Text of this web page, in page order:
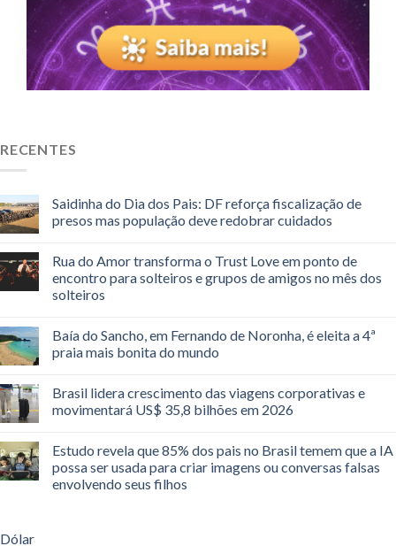
RECENTES
Saidinha do Dia dos Pais: DF reforça fiscalização de
presos mas população deve redobrar cuidados
Rua do Amor transforma o Trust Love em ponto de
encontro para solteiros e grupos de amigos no mês dos
solteiros
Baía do Sancho, em Fernando de Noronha, é eleita a 4ª
praia mais bonita do mundo
Brasil lidera crescimento das viagens corporativas e
movimentará US$ 35,8 bilhões em 2026
Estudo revela que 85% dos pais no Brasil temem que a IA
possa ser usada para criar imagens ou conversas falsas
envolvendo seus filhos
Dólar